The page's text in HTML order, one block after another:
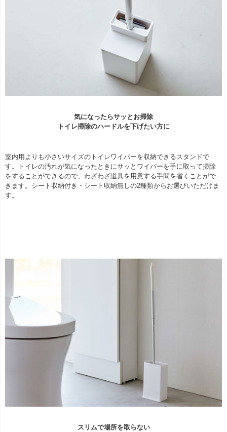
気になったらサッとお掃除
トイレ掃除のハードルを下げたい方に
室内用よりも小さいサイズのトイレワイパーを収納できるスタンドで
す。トイレの汚れが気になったときにサッとワイパーを手に取って掃除
をすることができるので、わざわざ道具を用意する手間を省くことがで
きます。シート収納付き・シート収納無しの2種類からお選びいただけま
す。
スリムで場所を取らない